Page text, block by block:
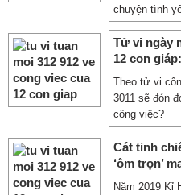
chuyện tình
Tử vi ngày
12 con
Theo tử vi
3011 sẽ đón
công việc?
Cát tinh
‘ôm trọn’
Năm 2019 Kỉ